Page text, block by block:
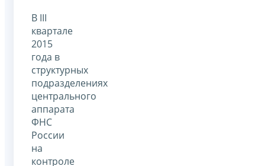
В III
квартале
2015
года в
структурных
подразделениях
центрального
аппарата
ФНС
России
на
контроле